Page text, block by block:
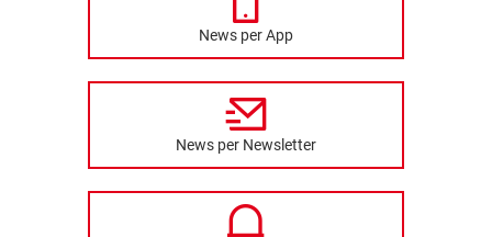
News per App
News per Newsletter